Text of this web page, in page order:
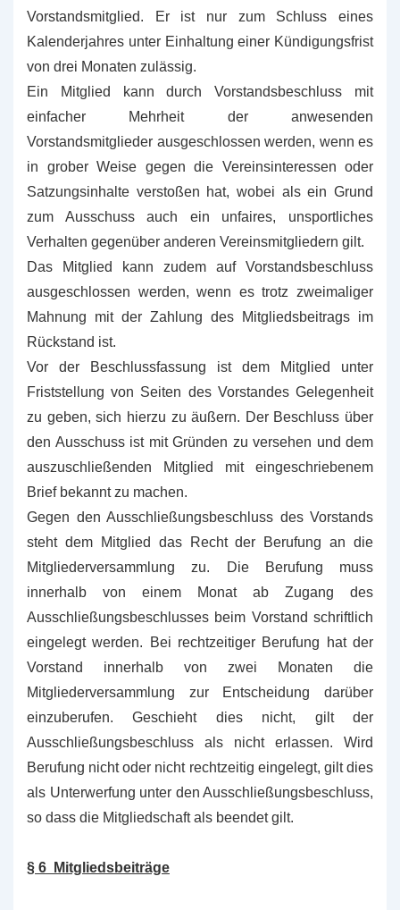
Vorstandsmitglied. Er ist nur zum Schluss eines
Kalenderjahres unter Einhaltung einer Kündigungsfrist
von drei Monaten zulässig.
Ein Mitglied kann durch Vorstandsbeschluss mit
einfacher Mehrheit der anwesenden
Vorstandsmitglieder ausgeschlossen werden, wenn es
in grober Weise gegen die Vereinsinteressen oder
Satzungsinhalte verstoßen hat, wobei als ein Grund
zum Ausschuss auch ein unfaires, unsportliches
Verhalten gegenüber anderen Vereinsmitgliedern gilt.
Das Mitglied kann zudem auf Vorstandsbeschluss
ausgeschlossen werden, wenn es trotz zweimaliger
Mahnung mit der Zahlung des Mitgliedsbeitrags im
Rückstand ist.
Vor der Beschlussfassung ist dem Mitglied unter
Friststellung von Seiten des Vorstandes Gelegenheit
zu geben, sich hierzu zu äußern. Der Beschluss über
den Ausschuss ist mit Gründen zu versehen und dem
auszuschließenden Mitglied mit eingeschriebenem
Brief bekannt zu machen.
Gegen den Ausschließungsbeschluss des Vorstands
steht dem Mitglied das Recht der Berufung an die
Mitgliederversammlung zu. Die Berufung muss
innerhalb von einem Monat ab Zugang des
Ausschließungsbeschlusses beim Vorstand schriftlich
eingelegt werden. Bei rechtzeitiger Berufung hat der
Vorstand innerhalb von zwei Monaten die
Mitgliederversammlung zur Entscheidung darüber
einzuberufen. Geschieht dies nicht, gilt der
Ausschließungsbeschluss als nicht erlassen. Wird
Berufung nicht oder nicht rechtzeitig eingelegt, gilt dies
als Unterwerfung unter den Ausschließungsbeschluss,
so dass die Mitgliedschaft als beendet gilt.
§ 6 Mitgliedsbeiträge